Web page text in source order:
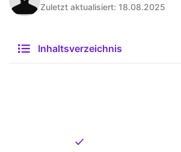
Zuletzt aktualisiert: 18.08.2025
Inhaltsverzeichnis